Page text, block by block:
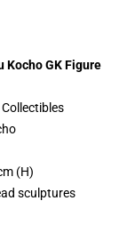
Kocho GK Figure
(H)
sculptures